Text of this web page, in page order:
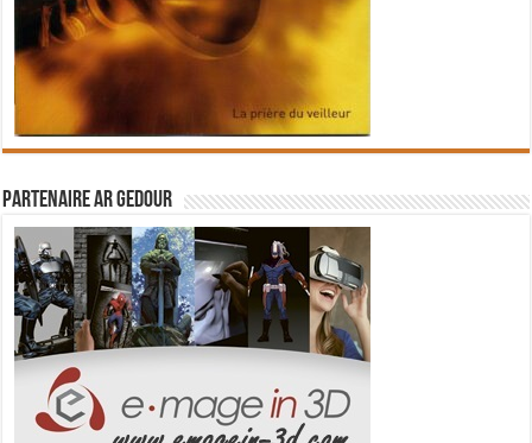
Partenaire Ar Gedour